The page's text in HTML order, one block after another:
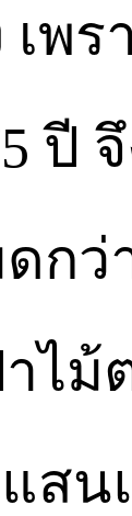
พร
ปี
กว่
ไม้
สน